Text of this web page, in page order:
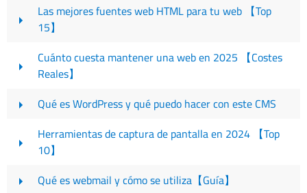
Las mejores fuentes web HTML para tu web 【Top
15】
Cuánto cuesta mantener una web en 2025 【Costes
Reales】
Qué es WordPress y qué puedo hacer con este CMS
Herramientas de captura de pantalla en 2024 【Top
10】
Qué es webmail y cómo se utiliza【Guía】